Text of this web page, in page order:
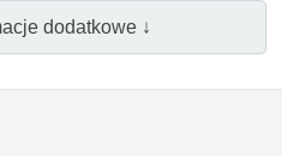
dodatkowe ↓